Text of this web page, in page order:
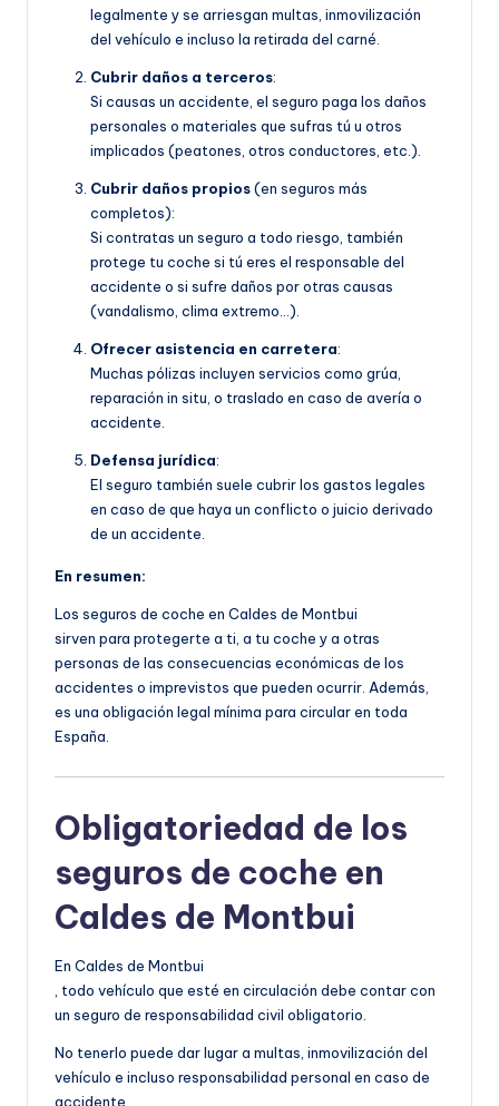
legalmente y se arriesgan multas, inmovilización
del vehículo e incluso la retirada del carné.
Cubrir daños a terceros:
Si causas un accidente, el seguro paga los daños
personales o materiales que sufras tú u otros
implicados (peatones, otros conductores, etc.).
Cubrir daños propios(en seguros más
completos):
Si contratas un seguro a todo riesgo, también
protege tu coche si tú eres el responsable del
accidente o si sufre daños por otras causas
(vandalismo, clima extremo…).
Ofrecer asistencia en carretera:
Muchas pólizas incluyen servicios como grúa,
reparación in situ, o traslado en caso de avería o
accidente.
Defensa jurídica:
El seguro también suele cubrir los gastos legales
en caso de que haya un conflicto o juicio derivado
de un accidente.
En resumen:
Los seguros de coche en Caldes de Montbui
sirven para protegerte a ti, a tu coche y a otras
personas de las consecuencias económicas de los
accidentes o imprevistos que pueden ocurrir. Además,
es una obligación legal mínima para circular en toda
España.
Obligatoriedad de los
seguros de coche en
Caldes de Montbui
En Caldes de Montbui
, todo vehículo que esté en circulación debe contar con
un seguro de responsabilidad civil obligatorio.
No tenerlo puede dar lugar a multas, inmovilización del
vehículo e incluso responsabilidad personal en caso de
accidente.